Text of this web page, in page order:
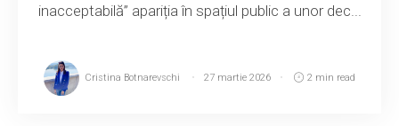
inacceptabilă” apariția în spațiul public a unor dec...
Cristina Botnarevschi 27 martie 2026 2 min read